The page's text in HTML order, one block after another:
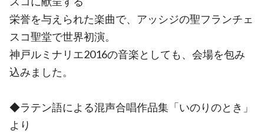
栄誉を与えられた楽曲で、アッシジの聖フランチェ
スコ聖堂で世界初演。
神戸ルミナリエ2016の音楽としても、会場を包み
込みました。
◆ラテン語による混声合唱作品集「いのりのとき」
より